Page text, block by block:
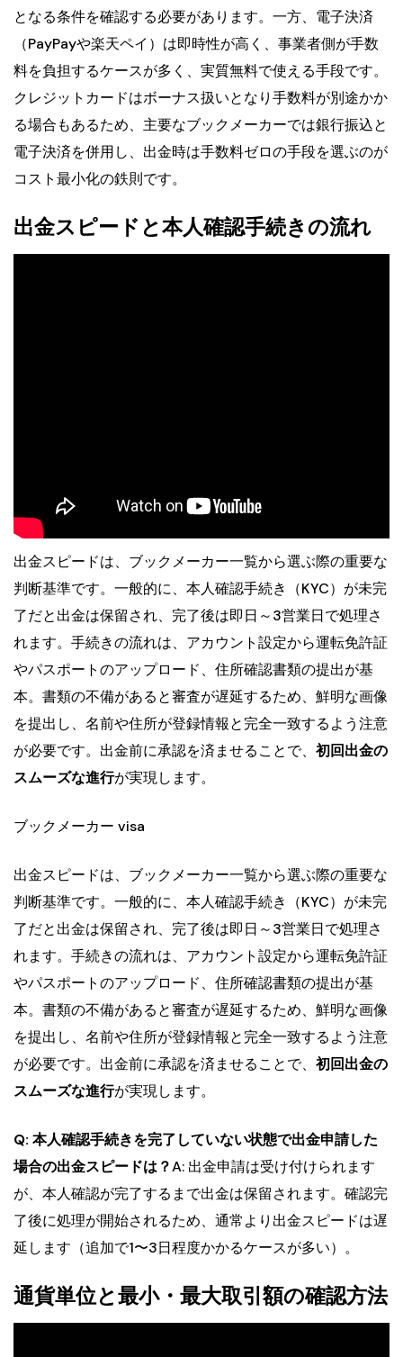
となる条件を確認する必要があります。一方、電子決済
（PayPayや楽天ペイ）は即時性が高く、事業者側が手数
料を負担するケースが多く、実質無料で使える手段です。
クレジットカードはボーナス扱いとなり手数料が別途かか
る場合もあるため、主要なブックメーカーでは銀行振込と
電子決済を併用し、出金時は手数料ゼロの手段を選ぶのが
コスト最小化の鉄則です。
出金スピードと本人確認手続きの流れ
出金スピードは、ブックメーカー一覧から選ぶ際の重要な
判断基準です。一般的に、本人確認手続き（KYC）が未完
了だと出金は保留され、完了後は即日～3営業日で処理さ
れます。手続きの流れは、アカウント設定から運転免許証
やパスポートのアップロード、住所確認書類の提出が基
本。書類の不備があると審査が遅延するため、鮮明な画像
を提出し、名前や住所が登録情報と完全一致するよう注意
が必要です。出金前に承認を済ませることで、 初回出金の
スムーズな進行が実現します。
ブックメーカー visa
出金スピードは、ブックメーカー一覧から選ぶ際の重要な
判断基準です。一般的に、本人確認手続き（KYC）が未完
了だと出金は保留され、完了後は即日～3営業日で処理さ
れます。手続きの流れは、アカウント設定から運転免許証
やパスポートのアップロード、住所確認書類の提出が基
本。書類の不備があると審査が遅延するため、鮮明な画像
を提出し、名前や住所が登録情報と完全一致するよう注意
が必要です。出金前に承認を済ませることで、 初回出金の
スムーズな進行が実現します。
Q: 本人確認手続きを完了していない状態で出金申請した
場合の出金スピードは？A: 出金申請は受け付けられます
が、本人確認が完了するまで出金は保留されます。確認完
了後に処理が開始されるため、通常より出金スピードは遅
延します（追加で1〜3日程度かかるケースが多い）。
通貨単位と最小・最大取引額の確認方法